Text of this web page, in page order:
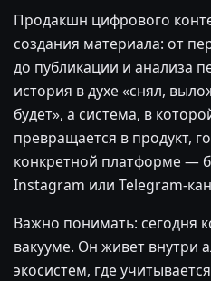
Продакшн цифрового
создания материала: от
до публикации и анализа
история в духе «снял,
будет», а система, в
превращается в продукт,
конкретной платформе —
Instagram или Telegram-
Важно понимать: сегодня
вакууме. Он живет внутри
экосистем, где